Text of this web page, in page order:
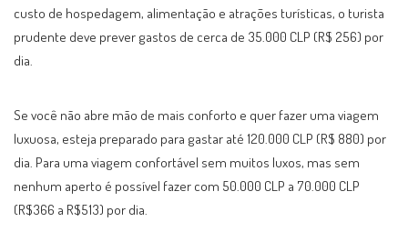
custo de hospedagem, alimentação e atrações turísticas, o turista
prudente deve prever gastos de cerca de 35.000 CLP (R$ 256) por
dia.
Se você não abre mão de mais conforto e quer fazer uma viagem
luxuosa, esteja preparado para gastar até 120.000 CLP (R$ 880) por
dia. Para uma viagem confortável sem muitos luxos, mas sem
nenhum aperto é possível fazer com 50.000 CLP a 70.000 CLP
(R$366 a R$513) por dia.